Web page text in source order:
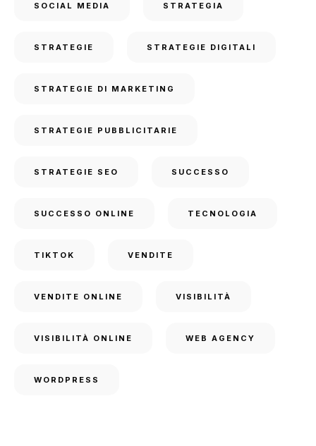
SOCIAL MEDIA STRATEGIA
STRATEGIE STRATEGIE DIGITALI
STRATEGIE DI MARKETING
STRATEGIE PUBBLICITARIE
STRATEGIE SEO SUCCESSO
SUCCESSO ONLINE TECNOLOGIA
TIKTOK VENDITE
VENDITE ONLINE VISIBILITÀ
VISIBILITÀ ONLINE WEB AGENCY
WORDPRESS